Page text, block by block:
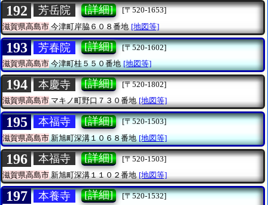
192 芳岳院 [詳細]
[〒520-1653]
滋賀県高島市 今津町岸脇６０８番地 [地図等]
193 芳春院 [詳細]
[〒520-1602]
滋賀県高島市今津町桂５５０番地 [地図等]
194 本慶寺 [詳細]
[〒520-1802]
滋賀県高島市マキノ町野口７３０番地 [地図等]
195 本福寺 [詳細]
[〒520-1503]
滋賀県高島市新旭町深溝１０６８番地 [地図等]
196 本福寺 [詳細]
[〒520-1503]
滋賀県高島市 新旭町深溝１１０２番地 [地図等]
197 本養寺 [詳細]
[〒520-1532]